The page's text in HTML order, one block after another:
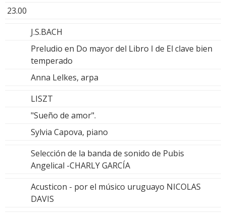
23.00
J.S.BACH
Preludio en Do mayor del Libro I de El clave bien
temperado
Anna Lelkes, arpa
LISZT
"Sueño de amor".
Sylvia Capova, piano
Selección de la banda de sonido de Pubis
Angelical -CHARLY GARCÍA
Acusticon - por el músico uruguayo NICOLAS
DAVIS